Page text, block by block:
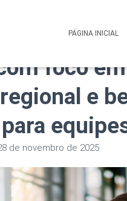
PÁGINA INICIAL
foco
e
de novembro de 2025